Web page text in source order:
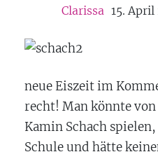
Clarissa 15. April
neue Eiszeit im
recht! Man könnte
Kamin Schach
Schule und hätte